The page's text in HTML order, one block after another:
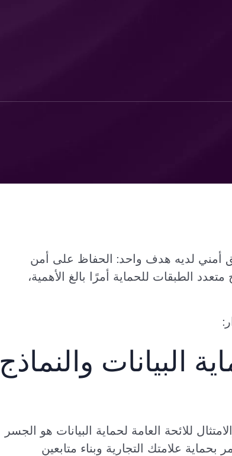
أمني لديه هدف واحد: الحفاظ على أمن
الطبقات للحماية أمرًا بالغ الأهمية،
البيانات والنماذج
للائحة العامة لحماية البيانات هو الجسر
بحماية علامتك التجارية وبناء متابعين